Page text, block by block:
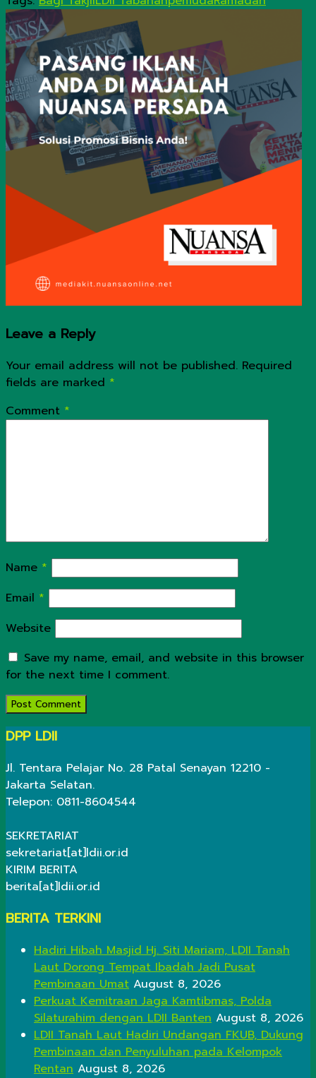
Leave a Reply
Your email address will not be published. Required
fields are marked *
Comment *
Name *
Email *
Website
Save my name, email, and website in this browser
for the next time I comment.
DPP LDII
Jl. Tentara Pelajar No. 28 Patal Senayan 12210 -
Jakarta Selatan.
Telepon: 0811-8604544
SEKRETARIAT
sekretariat[at]ldii.or.id
KIRIM BERITA
berita[at]ldii.or.id
BERITA TERKINI
Hadiri Hibah Masjid Hj. Siti Mariam, LDII Tanah
Laut Dorong Tempat Ibadah Jadi Pusat
Pembinaan Umat August 8, 2026
Perkuat Kemitraan Jaga Kamtibmas, Polda
Silaturahim dengan LDII Banten August 8, 2026
LDII Tanah Laut Hadiri Undangan FKUB, Dukung
Pembinaan dan Penyuluhan pada Kelompok
Rentan August 8, 2026